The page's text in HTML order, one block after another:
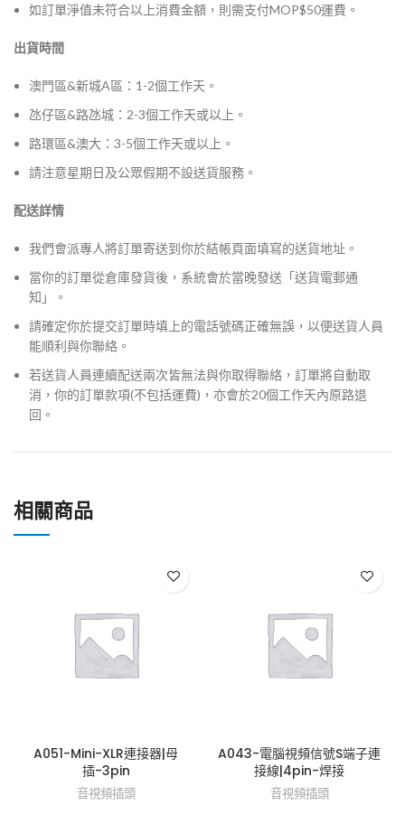
如訂單淨值未符合以上消費金額，則需支付MOP$50運費。
出貨時間
澳門區&新城A區：1-2個工作天。
氹仔區&路氹城：2-3個工作天或以上。
路環區&澳大：3-5個工作天或以上。
請注意星期日及公眾假期不設送貨服務。
配送詳情
我們會派專人將訂單寄送到你於結帳頁面填寫的送貨地址。
當你的訂單從倉庫發貨後，系統會於當晚發送「送貨電郵通
知」。
請確定你於提交訂單時填上的電話號碼正確無誤，以便送貨人員
能順利與你聯絡。
若送貨人員連續配送兩次皆無法與你取得聯絡，訂單將自動取
消，你的訂單款項(不包括運費)，亦會於20個工作天內原路退
回。
相關商品
A051-Mini-XLR連接器|母
插-3pin
音視頻插頭
A043-電腦視頻信號S端子連
接線|4pin-焊接
音視頻插頭